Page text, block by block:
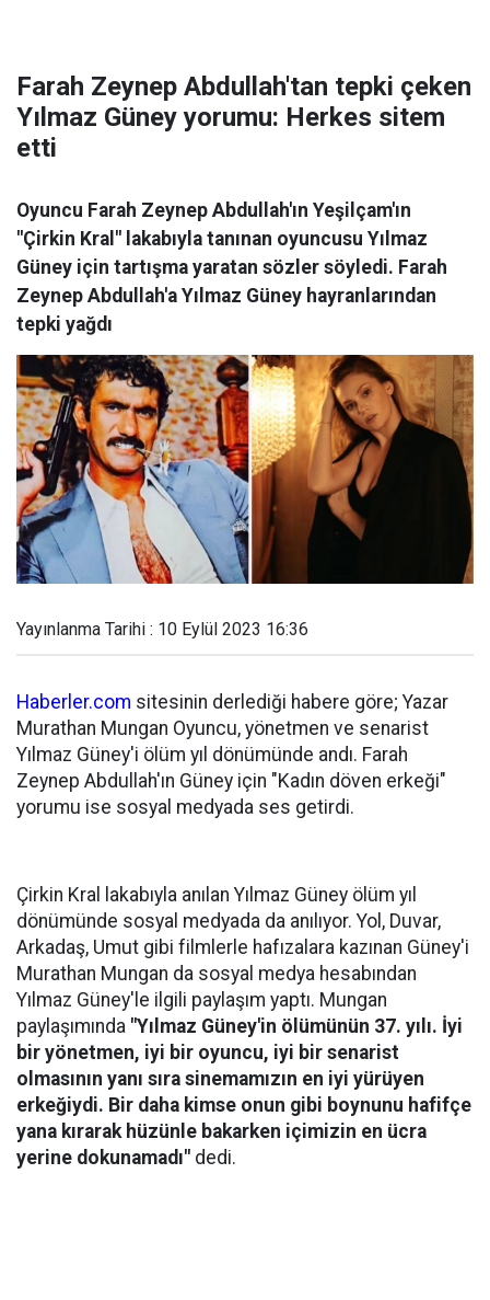
Farah Zeynep Abdullah'tan tepki çeken
Yılmaz Güney yorumu: Herkes sitem
etti
Oyuncu Farah Zeynep Abdullah'ın Yeşilçam'ın
"Çirkin Kral" lakabıyla tanınan oyuncusu Yılmaz
Güney için tartışma yaratan sözler söyledi. Farah
Zeynep Abdullah'a Yılmaz Güney hayranlarından
tepki yağdı
Yayınlanma Tarihi : 10 Eylül 2023 16:36
Haberler.com sitesinin derlediği habere göre; Yazar
Murathan Mungan Oyuncu, yönetmen ve senarist
Yılmaz Güney'i ölüm yıl dönümünde andı. Farah
Zeynep Abdullah'ın Güney için "Kadın döven erkeği"
yorumu ise sosyal medyada ses getirdi.
Çirkin Kral lakabıyla anılan Yılmaz Güney ölüm yıl
dönümünde sosyal medyada da anılıyor. Yol, Duvar,
Arkadaş, Umut gibi filmlerle hafızalara kazınan Güney'i
Murathan Mungan da sosyal medya hesabından
Yılmaz Güney'le ilgili paylaşım yaptı. Mungan
paylaşımında "Yılmaz Güney'in ölümünün 37. yılı. İyi
bir yönetmen, iyi bir oyuncu, iyi bir senarist
olmasının yanı sıra sinemamızın en iyi yürüyen
erkeğiydi. Bir daha kimse onun gibi boynunu hafifçe
yana kırarak hüzünle bakarken içimizin en ücra
yerine dokunamadı" dedi.